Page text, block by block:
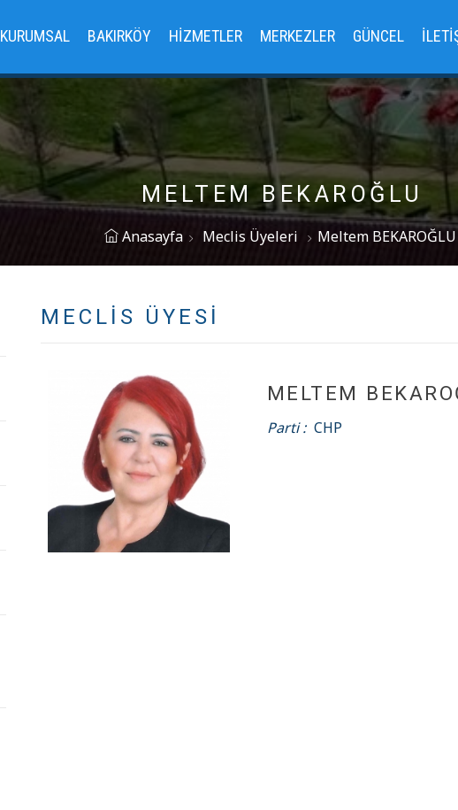
KURUMSAL BAKIRKÖY HIZMETLER MERKEZLER GÜNCEL
MELTEM BEKAROĞLU
Anasayfa Meclis Üyeleri Meltem BEKAROĞLU
MECLIS ÜYESI
MELTEM
Parti : CHP